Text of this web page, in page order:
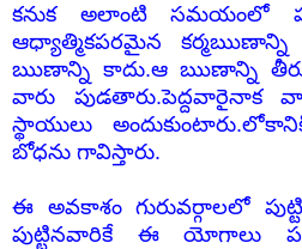
కనుక అలాంటి సమయంలో
ఆధ్యాత్మికపరమైన కర్మఋణాన్ని
ఋణాన్ని కాదు.ఆ ఋణాన్ని
వారు పుడతారు.పెద్దవారైనాక
స్థాయులు
బోధను గావిస్తారు.
ఈ అవకాశం గురువర్గాలలో
పుట్టినవారికే ఈ యోగాలు